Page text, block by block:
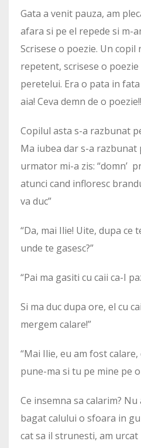
Gata a venit pauza, am
afara si pe el repede si m-
Scrisese o poezie. Un copil
repetent, scrisese o
peretelui. Era o pata in
aia! Ceva demn de o
Copilul asta s-a razbunat
Ma iubea dar s-a razbunat
urmator mi-a zis: “domn’
atunci cand infloresc
va duc”
“Da, mai Ilie! Uite, dupa ce
unde te gasesc?”
“Pai ma gasiti cu caii ca-I
Si ma duc dupa ore, el cu
mergem calare!”
“Mai Ilie, eu am fost
pune-ma si tu pe mine pe
Ce insemna sa calarim?
bagat calului o sfoara in
cat sa il strunesti, am urcat